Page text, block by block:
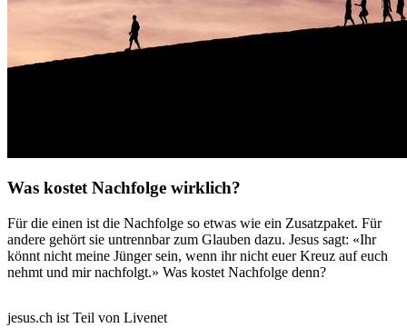
Was kostet Nachfolge wirklich?
Für die einen ist die Nachfolge so etwas wie ein Zusatzpaket. Für
andere gehört sie untrennbar zum Glauben dazu. Jesus sagt: «Ihr
könnt nicht meine Jünger sein, wenn ihr nicht euer Kreuz auf euch
nehmt und mir nachfolgt.» Was kostet Nachfolge denn?
jesus.ch ist Teil von Livenet